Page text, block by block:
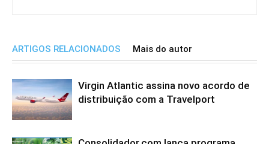
ARTIGOS RELACIONADOS Mais do autor
Virgin Atlantic assina novo acordo de
distribuição com a Travelport